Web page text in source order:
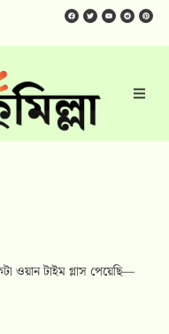
ওয়ান টাইম গ্লাস পেয়েছি—